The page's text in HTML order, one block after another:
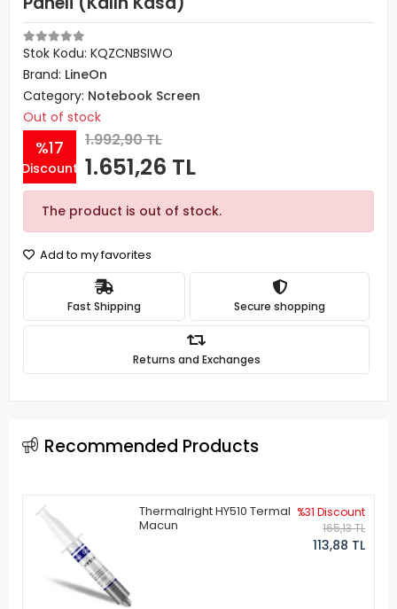
Stok Kodu: KQZCNBSIWO
Brand: LineOn
Category: Notebook Screen
Out of stock
%17
Discount
1.992,90 TL
1.651,26 TL
The product is out of stock.
Add to my favorites
Fast Shipping Secure shopping
Returns and Exchanges
Recommended Products
Thermalright HY510 Termal
Macun
%31 Discount
165,13 TL
113,88 TL